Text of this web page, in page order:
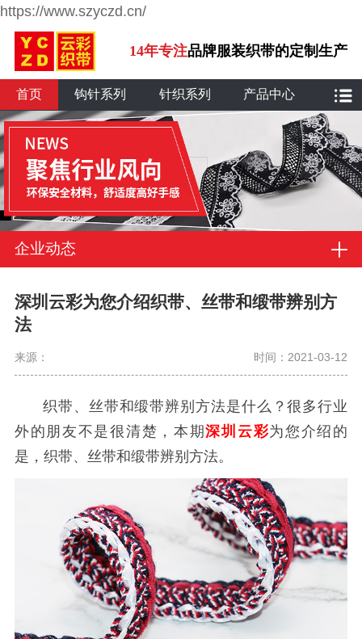
https://www.szyczd.cn/
14年专注品牌服装织带的定制生产
首页 钩针系列 针织系列 产品中心
企业动态
深圳云彩为您介绍织带、丝带和缎带辨别方
法
来源： 时间：2021-03-12
织带、丝带和缎带辨别方法是什么？很多行业
外的朋友不是很清楚，本期深圳云彩为您介绍的
是，织带、丝带和缎带辨别方法。